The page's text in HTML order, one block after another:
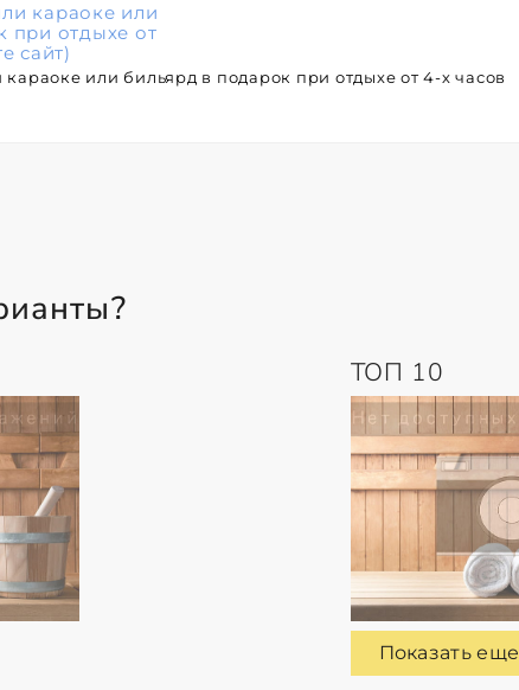
караоке или
при отдыхе от
сайт)
или бильярд в подарок при отдыхе от 4-х часов
ТОП 10
Показать еще